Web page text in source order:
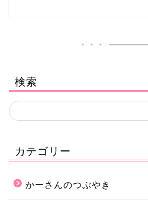
検索
カテゴリー
かーさんのつぶやき